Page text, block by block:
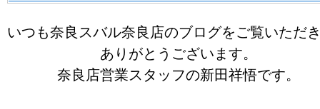
いつも奈良スバル奈良店のブログをご覧いただ
ありがとうございます。
奈良店営業スタッフの新田祥悟です。